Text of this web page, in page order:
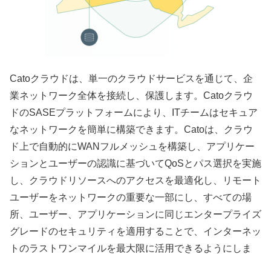
Catoクラウドは、単一のクラウドサービスを通じて、企
業ネットワーク全体を接続し、保護します。Catoクラウ
ドのSASEプラットフォームにより、ITチームはセキュア
なネットワークを簡単に構築できます。Catoは、クラウ
ド上で自動的にWANフルメッシュを構築し、アプリケー
ションとユーザーの認識に基づいてQoSとパス選択を実施
し、クラウドリソースへのアクセスを最適化し、リモート
ユーザーをネットワークの重要な一部にし、すべての場
所、ユーザー、アプリケーションに同じエンタープライズ
グレードのセキュリティを適用することで、インターネッ
トのラストワンマイルを最大限に活用できるようにしま